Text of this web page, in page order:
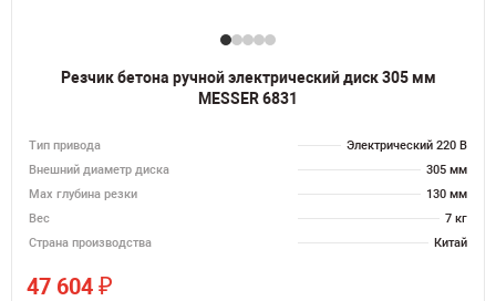
Резчик бетона ручной электрический диск 305 мм
MESSER 6831
Тип привода
Электрический 220 В
Внешний диаметр диска
305 мм
Max глубина резки
130 мм
Вес
7 кг
Страна производства
Китай
47 604 ₽